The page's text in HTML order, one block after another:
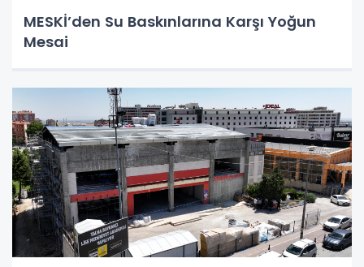
MESKİ’den Su Baskınlarına Karşı Yoğun
Mesai